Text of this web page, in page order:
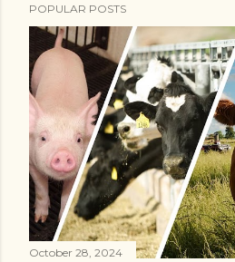
POPULAR POSTS
October 28, 2024